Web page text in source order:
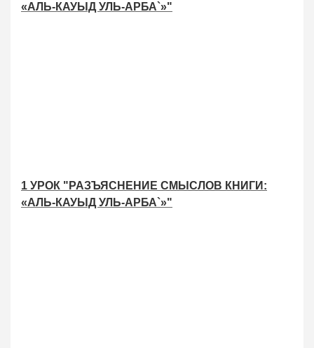
«АЛЬ-КАУЫД УЛЬ-АРБА`»"
1 УРОК "РАЗЪЯСНЕНИЕ СМЫСЛОВ КНИГИ:
«АЛЬ-КАУЫД УЛЬ-АРБА`»"